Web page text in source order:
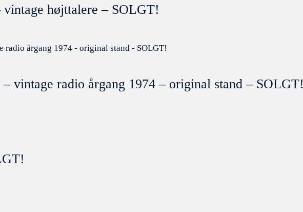
højttalere – SOLGT!
vintage radio årgang 1974 – original stand – SOLGT!